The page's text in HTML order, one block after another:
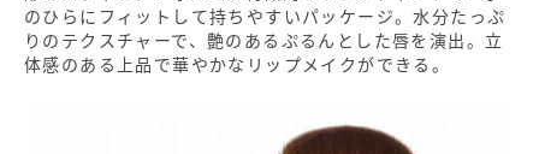
のひらにフィットして持ちやすいパッケージ。水分たっぷ
りのテクスチャーで、艶のあるぷるんとした唇を演出。立
体感のある上品で華やかなリップメイクができる。